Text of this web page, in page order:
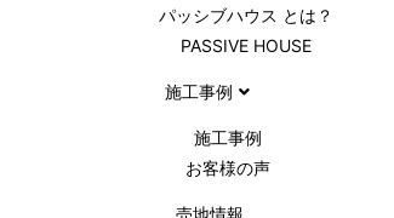
パッシブハウス とは？
PASSIVE HOUSE
施工事例
施⼯事例
お客様の声
売地情報